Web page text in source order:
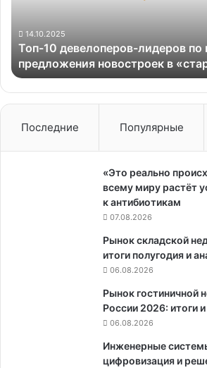
«старой»
Москве
14.10.2025
Топ-10 девелоперов-лидеров по
предложения новостроек в
Последние Популярные
«Это реально
всему миру растёт
к антибиотикам
07.08.2026
Рынок складской
итоги полугодия и
06.08.2026
Рынок гостиничной
России 2026: итоги
06.08.2026
Инженерные
цифровизация и